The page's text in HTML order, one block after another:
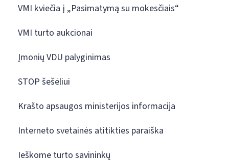
VMI kviečia į „Pasimatymą su mokesčiais“
VMI turto aukcionai
Įmonių VDU palyginimas
STOP šešėliui
Krašto apsaugos ministerijos informacija
Interneto svetainės atitikties paraiška
Ieškome turto savininkų